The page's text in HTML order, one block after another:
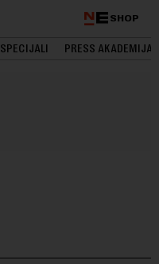
SHOP
SPECIJALI PRESS AKADEMIJA